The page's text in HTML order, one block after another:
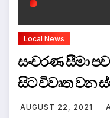
Local News
සංචරණ සීමා
සිට විවෘත වන
AUGUST 22, 2021